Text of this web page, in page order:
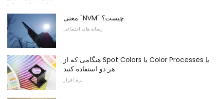
معنی "NVM" چیست؟
رسانه های اجتماعی
هنگامی که از Spot Colors یا Color Processes یا
هر دو استفاده کنید
نرم افزار